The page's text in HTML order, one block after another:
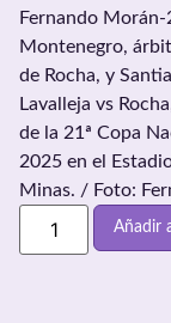
Fernando
Montenegro,
de Rocha, y
Lavalleja vs
de la 21ª Copa
2025 en el
Minas. / Foto:
Añadir